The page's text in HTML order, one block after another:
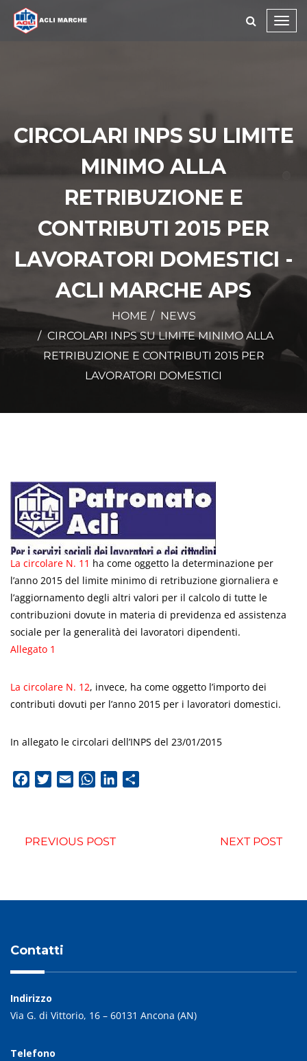
CIRCOLARI INPS SU LIMITE
MINIMO ALLA
RETRIBUZIONE E
CONTRIBUTI 2015 PER
LAVORATORI DOMESTICI -
ACLI MARCHE APS
HOME
NEWS
CIRCOLARI INPS SU LIMITE MINIMO ALLA
RETRIBUZIONE E CONTRIBUTI 2015 PER
LAVORATORI DOMESTICI
La circolare N. 11 ha come oggetto la determinazione per
l’anno 2015 del limite minimo di retribuzione giornaliera e
l’aggiornamento degli altri valori per il calcolo di tutte le
contribuzioni dovute in materia di previdenza ed assistenza
sociale per la generalità dei lavoratori dipendenti.
Allegato 1
La circolare N. 12, invece, ha come oggetto l’importo dei
contributi dovuti per l’anno 2015 per i lavoratori domestici.
In allegato le circolari dell’INPS del 23/01/2015
FacebookTwitterEmail WhatsApp
LinkedIn
PREVIOUS POST NEXT POST
Contatti
Indirizzo
Via G. di Vittorio, 16 – 60131 Ancona (AN)
Telefono